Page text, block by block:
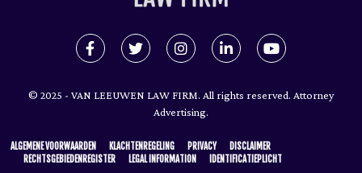
© 2025 - VAN LEEUWEN LAW FIRM. All rights reserved. Attorney
Advertising.
ALGEMENE VOORWAARDEN KLACHTENREGELING PRIVACY
DISCLAIMER
RECHTSGEBIEDENREGISTER
LEGAL INFORMATION IDENTIFICATIEPLICHT